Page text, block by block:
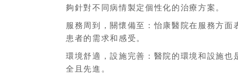
夠針對不同病情製定個性化的治療方案。
服務周到，關懷備至：怡康醫院在服務方
患者的需求和感受。
環境舒適，設施完善：醫院的環境和設施
全且先進。